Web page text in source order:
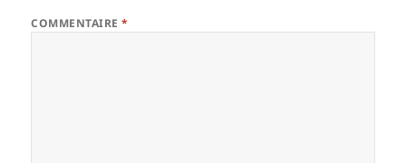
COMMENTAIRE*